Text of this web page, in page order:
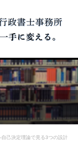
自己決定理論で見る3つの設計